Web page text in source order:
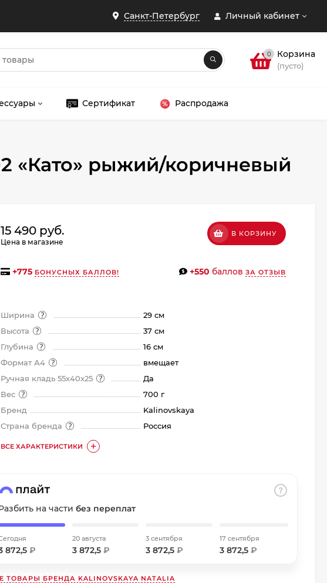
Санкт-Петербург Личный кабинет
0 Корзина
(пусто)
Сертификат Распродажа
«Като» рыжий/коричневый
15 490 руб.
Цена в магазине
В КОРЗИНУ
+775 БОНУСНЫХ БАЛЛОВ! +550 баллов ЗА ОТЗЫВ
Ширина
29 см
Высота
37 см
Глубина
16 см
Формат А4
вмещает
Ручная кладь 55х40х25
Да
Вес
700 г
Бренд
Kalinovskaya
Страна бренда
Россия
ВСЕ ХАРАКТЕРИСТИКИ
на частибез переплат
872,5₽
20 августа
3 872,5 ₽
3 сентября
3 872,5₽
17 сентября
3 872,5 ₽
ТОВАРЫ БРЕНДА KALINOVSKAYA NATALIA